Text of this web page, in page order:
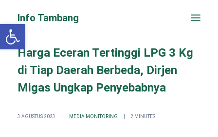
Info Tambang
Harga Eceran Tertinggi LPG 3 Kg
di Tiap Daerah Berbeda, Dirjen
Migas Ungkap Penyebabnya
3 AGUSTUS 2023 MEDIA MONITORING 2 MINUTES
Open toolbar